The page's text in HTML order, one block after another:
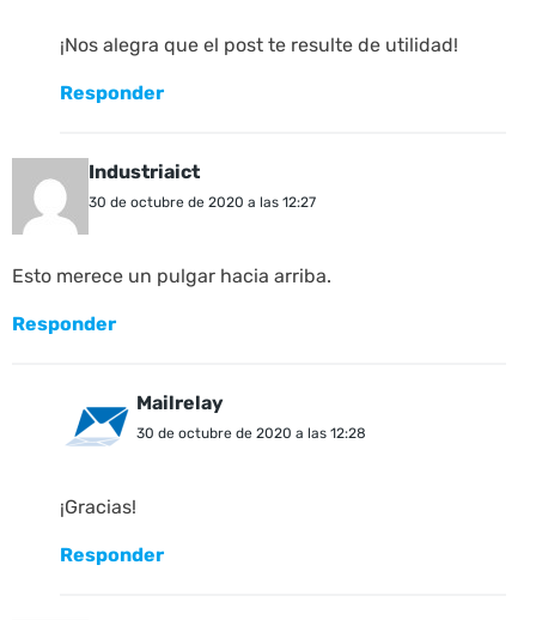
¡Nos alegra que el post te resulte de utilidad!
Responder
Industriaict
30 de octubre de 2020 a las 12:27
Esto merece un pulgar hacia arriba.
Responder
Mailrelay
30 de octubre de 2020 a las 12:28
¡Gracias!
Responder